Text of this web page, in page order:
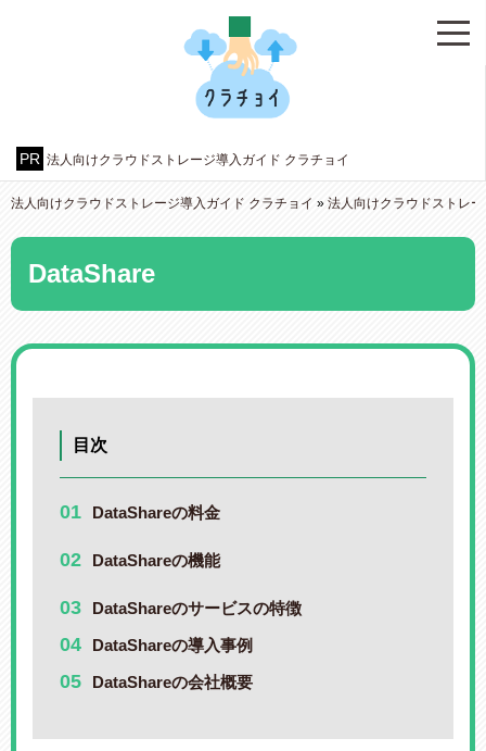
法人向けクラウドストレージ導入ガイド クラチョイ
法人向けクラウドストレージ導入ガイド クラチョイ » 法人向けクラウドストレ
DataShare
目次
DataShareの料金
DataShareの機能
DataShareのサービスの特徴
DataShareの導入事例
DataShareの会社概要